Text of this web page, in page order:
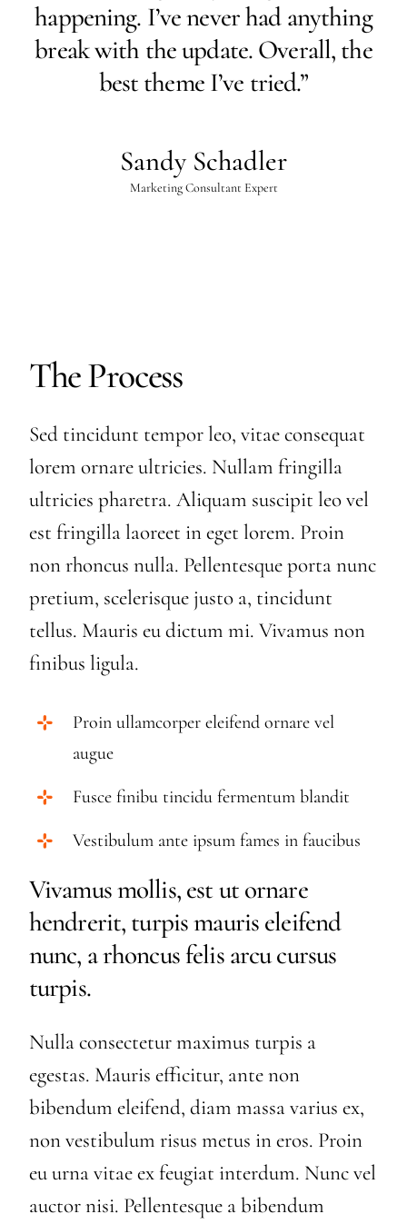
happening. I’ve never had anything
break with the update. Overall, the
best theme I’ve tried.”
Sandy Schadler
Marketing Consultant Expert
The Process
Sed tincidunt tempor leo, vitae consequat
lorem ornare ultricies. Nullam fringilla
ultricies pharetra. Aliquam suscipit leo vel
est fringilla laoreet in eget lorem. Proin
non rhoncus nulla. Pellentesque porta nunc
pretium, scelerisque justo a, tincidunt
tellus. Mauris eu dictum mi. Vivamus non
finibus ligula.
Proin ullamcorper eleifend ornare vel
augue
Fusce finibu tincidu fermentum blandit
Vestibulum ante ipsum fames in faucibus
Vivamus mollis, est ut ornare
hendrerit, turpis mauris eleifend
nunc, a rhoncus felis arcu cursus
turpis.
Nulla consectetur maximus turpis a
egestas. Mauris efficitur, ante non
bibendum eleifend, diam massa varius ex,
non vestibulum risus metus in eros. Proin
eu urna vitae ex feugiat interdum. Nunc vel
auctor nisi. Pellentesque a bibendum